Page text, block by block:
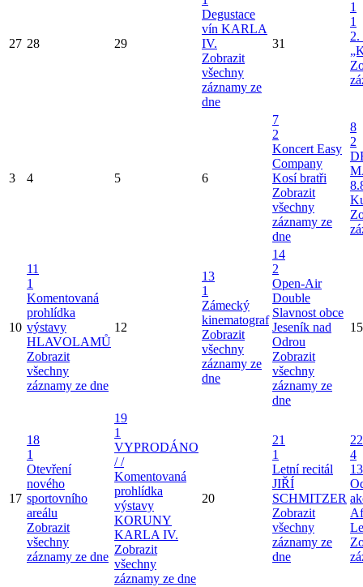
27 28 29
Degustace
vín KARLA
IV.
Zobrazit
všechny
záznamy ze
dne
31
1
1
2.
3 4 5 6
7
2
Koncert Easy
Company
Kosí bratři
Zobrazit
všechny
záznamy ze
dne
8
2
10
11
1
Komentovaná
prohlídka
výstavy
HLAVOLAMŮ
Zobrazit
všechny
záznamy ze dne
12
13
1
Zámecký
kinematograf
Zobrazit
všechny
záznamy ze
dne
14
2
Open-Air
Double
Slavnost obce
Jeseník nad
Odrou
Zobrazit
všechny
záznamy ze
dne
15
17
18
1
Otevření
nového
sportovního
areálu
Zobrazit
všechny
záznamy ze dne
19
1
VYPRODÁNO
/ /
Komentovaná
prohlídka
výstavy
KORUNY
KARLA IV.
Zobrazit
všechny
záznamy ze dne
20
21
1
Letní recitál
JIŘÍ
SCHMITZER
Zobrazit
všechny
záznamy ze
dne
22
4